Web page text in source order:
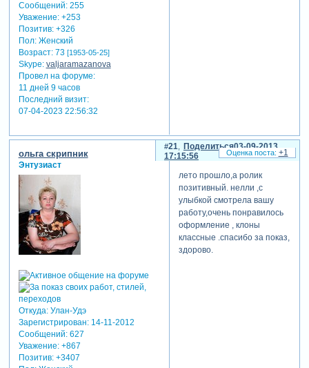
Сообщений:255
Уважение: +253
Позитив: +326
Пол:Женский
Возраст:73 [1953-05-25]
Skype: valjaramazanova
Провел на форуме:
11 дней 9 часов
Последний визит:
07-04-2023 22:56:32
Поделиться
21
03-09-2013
17:15:56
ольга скрипник
Энтузиаст
Откуда:Улан-Удэ
Зарегистрирован: 14-11-2012
Сообщений:627
Уважение: +867
Позитив: +3407
лето прошло,а ролик
позитивный. нелли ,с
улыбкой смотрела вашу
работу,очень понравилось
оформление , клоны
классные .спасибо за показ,
здорово.
+1